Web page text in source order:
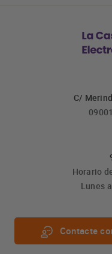
C/
Horario
Lunes
Contacte